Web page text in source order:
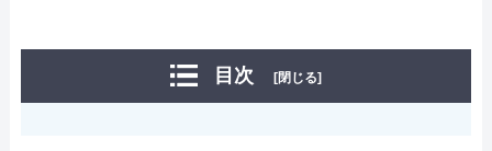
目次 [閉じる]